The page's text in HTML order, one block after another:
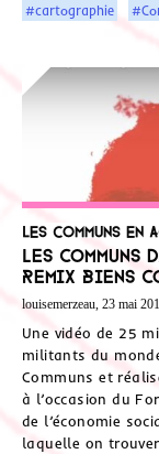
#cartographie
Les communs en
Les
Remix Biens
louisemerzeau, 23 mai
Une vidéo de 25
militants du
Communs et
à l’occasion du
de l’économie
laquelle on